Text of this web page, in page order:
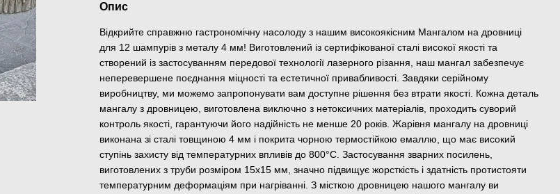
Опис
Відкрийте справжню гастрономічну насолоду з нашим високоякісним Мангалом на дровниці
для 12 шампурів з металу 4 мм! Виготовлений із сертифікованої сталі високої якості та
створений із застосуванням передової технології лазерного різання, наш мангал забезпечує
неперевершене поєднання міцності та естетичної привабливості. Завдяки серійному
виробництву, ми можемо запропонувати вам доступне рішення без втрати якості. Кожна деталь
мангалу з дровницею, виготовлена виключно з нетоксичних матеріалів, проходить суворий
контроль якості, гарантуючи його надійність не менше 20 років. Жарівня мангалу на дровниці
виконана зі сталі товщиною 4 мм і покрита чорною термостійкою емаллю, що має високий
ступінь захисту від температурних впливів до 800°C. Застосування зварних посилень,
виготовлених з труби розміром 15х15 мм, значно підвищує жорсткість і здатність протистояти
температурним деформаціям при нагріванні. З місткою дровницею нашого мангалу ви